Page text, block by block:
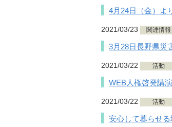
4月24日（金）よ
2021/03/23 関連情報
3月28日長野県災
2021/03/22 活動
WEB人権啓発講
2021/03/22 活動
安心して暮らせ